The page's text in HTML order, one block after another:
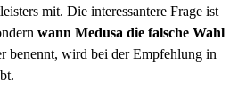
mit. Die interessantere Frage ist
wann Medusa die falsche Wahl
benennt, wird bei der Empfehlung in